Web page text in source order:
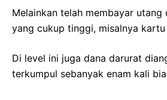
Melainkan telah membayar utang
yang cukup tinggi, misalnya
Di level ini juga dana darurat
terkumpul sebanyak enam kali